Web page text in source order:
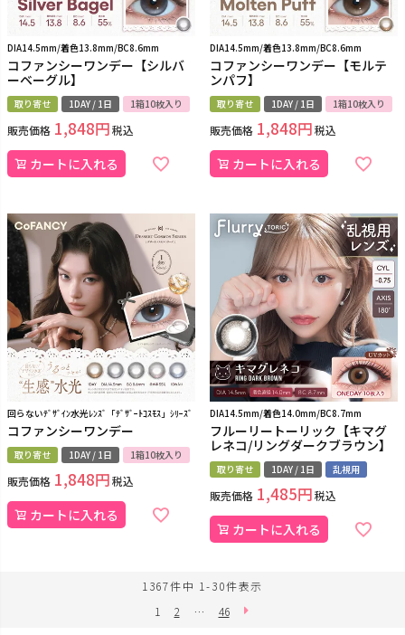
DIA14.5mm/着色13.8mm/BC8.6mm
コファンシーワンデー【シルバ
ーベーグル】
取り寄せ 1DAY / 1日 1箱10枚入り
販売価格 1,848 税込
カートに入れる
DIA14.5mm/着色13.8mm/BC8.6mm
コファンシーワンデー【モルテ
ンパフ】
取り寄せ 1DAY / 1日 1箱10枚入り
販売価格 1,848 税込
カートに入れる
回らないﾃﾞｻﾞｲﾝ水光ﾚﾝｽﾞ「ﾃﾞｻﾞｰﾄｺｽﾓｽ」ｼﾘｰｽﾞ
コファンシーワンデー
取り寄せ 1DAY / 1日 1箱10枚入り
販売価格 1,848 税込
カートに入れる
DIA14.5mm/着色14.0mm/BC8.7mm
フルーリートーリック【キマグ
レネコ/リングダークブラウン】
取り寄せ 1DAY / 1日 乱視用
販売価格 1,485 税込
カートに入れる
1367件中 1-30件表示
1
2 … 46